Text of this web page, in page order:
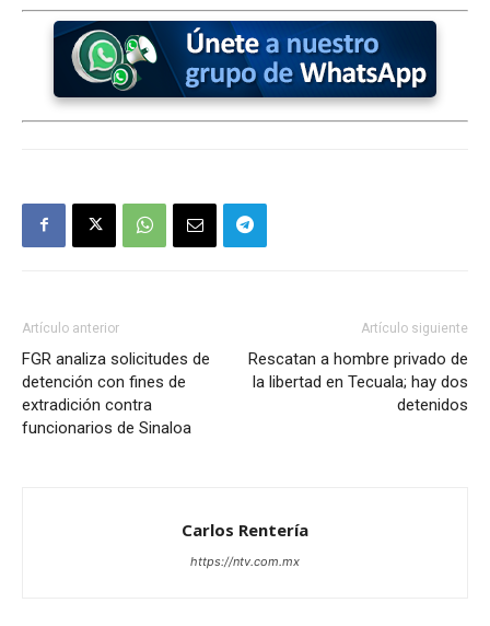
Artículo anterior
FGR analiza solicitudes de
detención con fines de
extradición contra
funcionarios de Sinaloa
Artículo siguiente
Rescatan a hombre privado de
la libertad en Tecuala; hay dos
detenidos
Carlos Rentería
https://ntv.com.mx